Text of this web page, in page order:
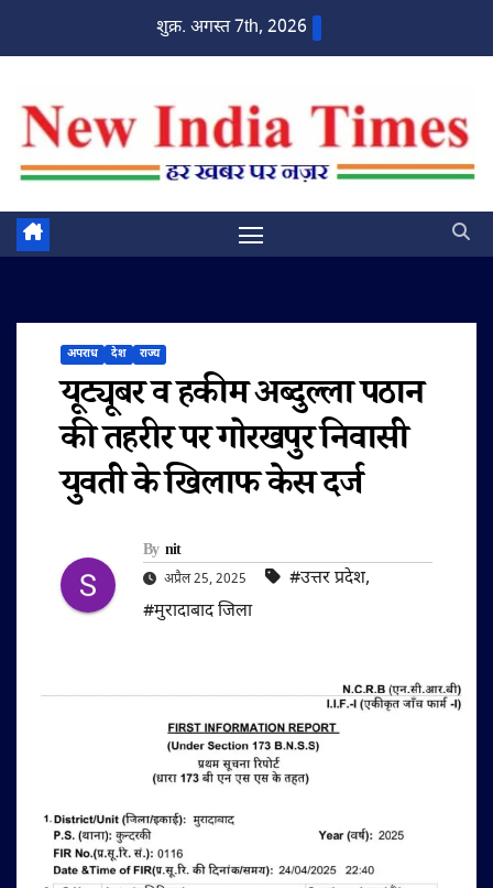
शुक्र. अगस्त 7th, 2026
अपराध देश राज्य
यूट्यूबर व हकीम अब्दुल्ला पठान
की तहरीर पर गोरखपुर निवासी
युवती के खिलाफ केस दर्ज
By nit
अप्रैल 25, 2025 #उत्तर प्रदेश,
#मुरादाबाद जिला